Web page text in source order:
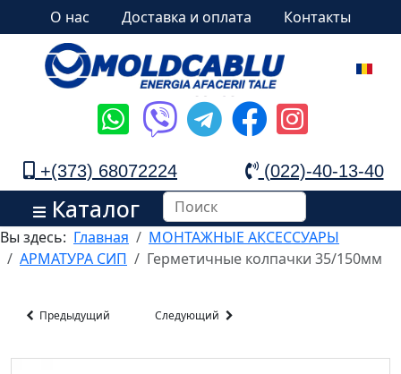
О нас Доставка и оплата Контакты
+(373) 68072224 (022)-40-13-40
Каталог
Вы здесь: Главная
МОНТАЖНЫЕ АКСЕССУАРЫ
АРМАТУРА СИП
Герметичные колпачки 35/150мм
Предыдущий Следующий